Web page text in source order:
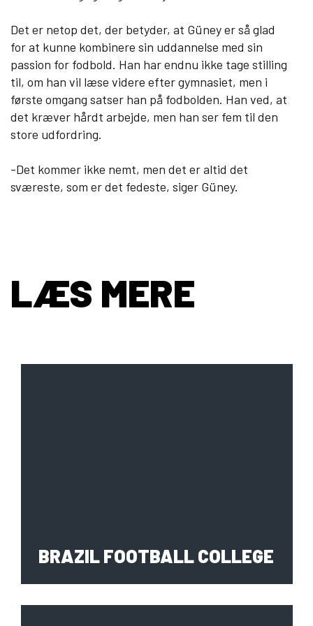
Det er netop det, der betyder, at Güney er så glad
for at kunne kombinere sin uddannelse med sin
passion for fodbold. Han har endnu ikke tage stilling
til, om han vil læse videre efter gymnasiet, men i
første omgang satser han på fodbolden. Han ved, at
det kræver hårdt arbejde, men han ser fem til den
store udfordring.
-Det kommer ikke nemt, men det er altid det
sværeste, som er det fedeste, siger Güney.
LÆS MERE
BRAZIL FOOTBALL COLLEGE